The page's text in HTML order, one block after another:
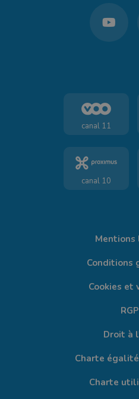
canal 11
canal 10
Conditions
Cookies et
Droit à
Charte
Charte